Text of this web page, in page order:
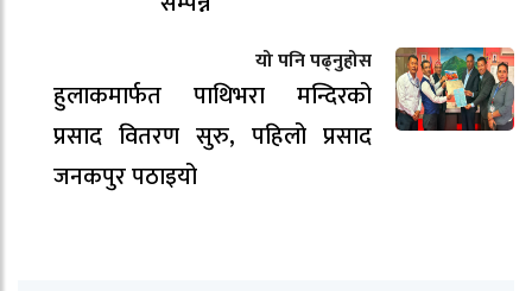
यो पनि पढ्नुहोस
हुलाकमार्फत पाथिभरा मन्दिरको
प्रसाद वितरण सुरु, पहिलो प्रसाद
जनकपुर पठाइयो